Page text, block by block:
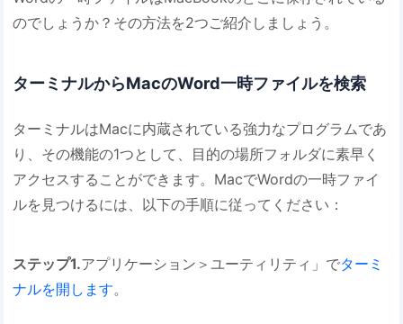
のでしょうか？その方法を2つご紹介しましょう。
ターミナルからMacのWord一時ファイルを検索
ターミナルはMacに内蔵されている強力なプログラムであ
り、その機能の1つとして、目的の場所フォルダに素早く
アクセスすることができます。MacでWordの一時ファイ
ルを見つけるには、以下の手順に従ってください：
ステップ1.アプリケーション＞ユーティリティ」でターミ
ナルを開します。